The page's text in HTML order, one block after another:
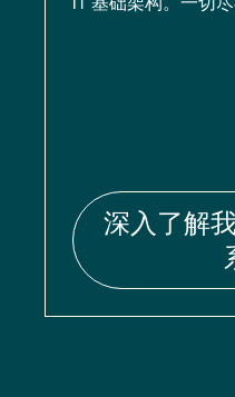
深入了解